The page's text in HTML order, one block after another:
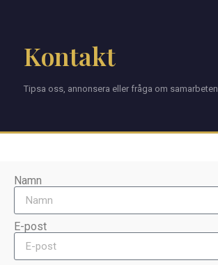
Kontakt
Tipsa oss, annonsera eller fråga om samarbeten
Namn
E-post